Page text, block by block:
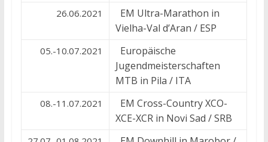
26.06.2021
EM Ultra-Marathon in
Vielha-Val d’Aran / ESP
05.-10.07.2021
Europäische
Jugendmeisterschaften
MTB in Pila / ITA
08.-11.07.2021
EM Cross-Country XCO-
XCE-XCR in Novi Sad / SRB